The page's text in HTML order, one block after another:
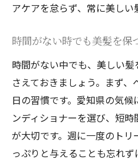
アケアを怠らず、常に美しい
時間がない時でも美髪を保
時間がない中でも、美しい
さえておきましょう。まず
日の習慣です。愛知県の気
ンディショナーを選び、短
が大切です。週に一度のト
っぷりと与えることも忘れず